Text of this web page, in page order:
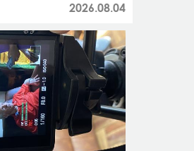
2026.08.04